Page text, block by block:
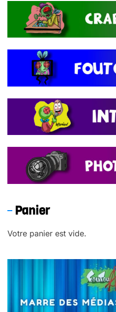
Panier
Votre panier est vide.